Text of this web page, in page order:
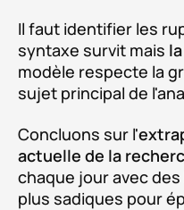
Il faut identifier les
syntaxe survit mais
modèle respecte la
sujet principal de
Concluons sur l'
actuelle de la
chaque jour avec
plus sadiques pour